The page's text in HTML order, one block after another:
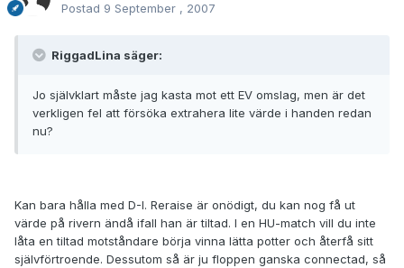
Postad 9 September , 2007
RiggadLina säger:
Jo självklart måste jag kasta mot ett EV omslag, men är det
verkligen fel att försöka extrahera lite värde i handen redan
nu?
Kan bara hålla med D-I. Reraise är onödigt, du kan nog få ut
värde på rivern ändå ifall han är tiltad. I en HU-match vill du inte
låta en tiltad motståndare börja vinna lätta potter och återfå sitt
självförtroende. Dessutom så är ju floppen ganska connectad, så